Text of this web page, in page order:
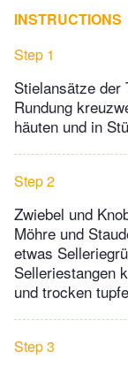
INSTRUCTIONS
Step 1
Stielansätze der
Rundung
häuten und in
Step 2
Zwiebel und
Möhre und
etwas
Selleriestangen
und trocken
Step 3